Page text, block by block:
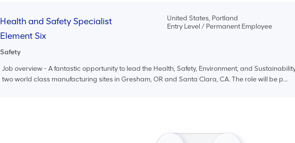
Health and Safety Specialist
Element Six
Safety
United States, Portland
Entry Level / Permanent Employee
Job overview - A fantastic opportunity to lead the Health, Safety, Environment, and
two world class manufacturing sites in Gresham, OR and Santa Clara, CA. The role will be p...